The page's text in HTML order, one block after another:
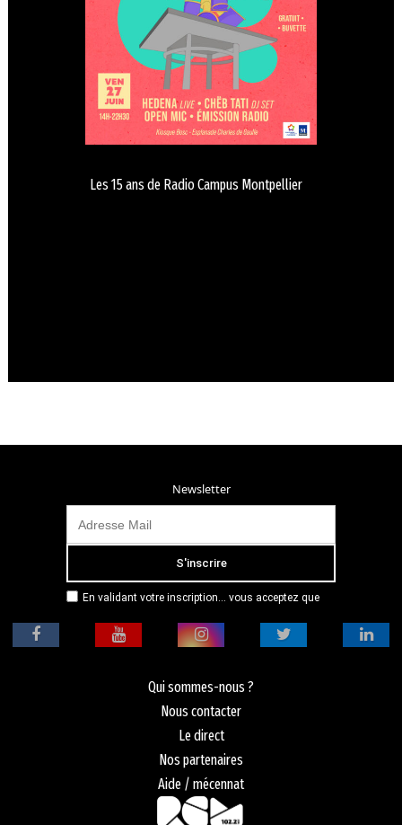
Les 15 ans de Radio Campus Montpellier
Newsletter
En validant votre inscription... vous acceptez que
adresse email dans le but de vous envoyer
mensuellement sa lettre d’informations. Pour plus
politique de confidentialité.
Qui sommes-nous ?
Nous contacter
Le direct
Nos partenaires
Aide / mécennat